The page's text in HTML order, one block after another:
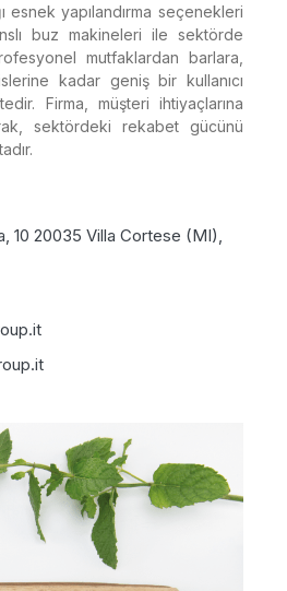
esnek yapılandırma seçenekleri
buz makineleri ile sektörde
mutfaklardan barlara,
kadar geniş bir kullanıcı
Firma, müşteri ihtiyaçlarına
sektördeki rekabet gücünü
10 20035 Villa Cortese (MI),